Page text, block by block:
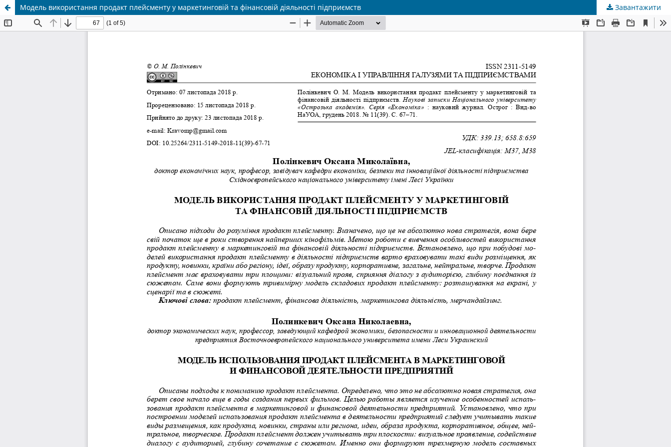
Модель використання продакт плейсменту у маркетинговій та фінансовій діяльності підприємств Завантажити